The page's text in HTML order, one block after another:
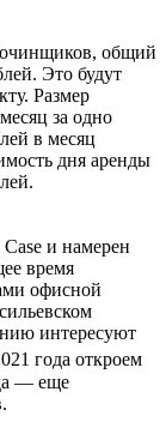
общий
Это будут
Размер
за одно
в месяц
дня аренды
и намерен
время
офисной
интересуют
года откроем
— еще